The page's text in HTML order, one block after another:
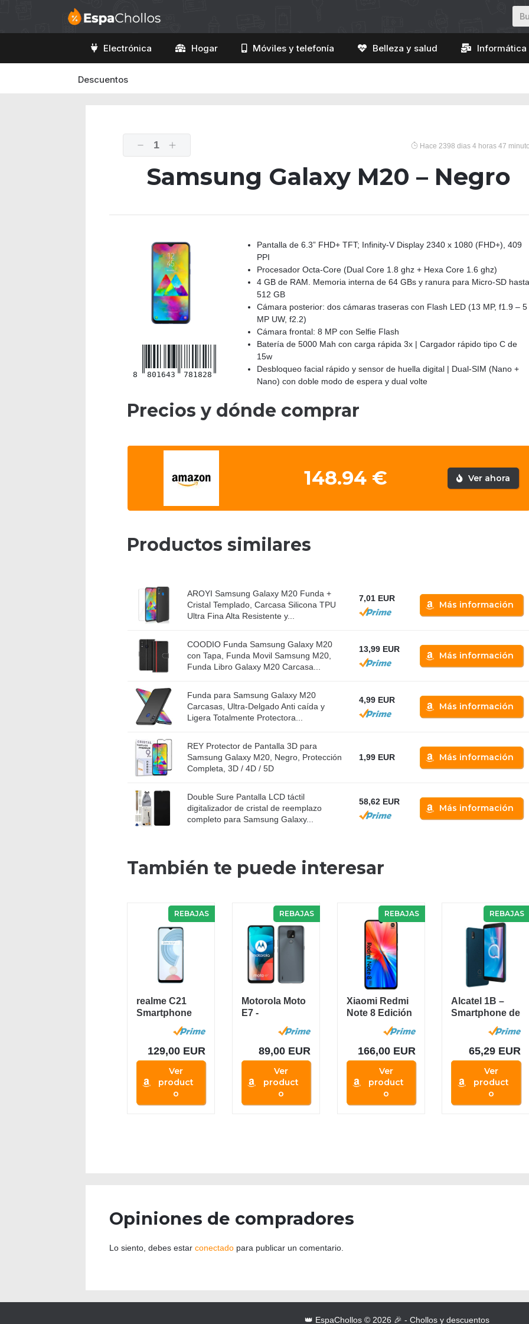
Electrónica Hogar Móviles y telefonía Belleza y salud
Descuentos
1 Hace 2398 dias 4 horas 47
Samsung Galaxy M20 – Negro
8 801643 781828
Pantalla de 6.3” FHD+ TFT; Infinity-V Display 2340 x 1080 (FHD+), 409
PPI
Procesador Octa-Core (Dual Core 1.8 ghz + Hexa Core 1.6 ghz)
4 GB de RAM. Memoria interna de 64 GBs y ranura para Micro-SD hasta
512 GB
Cámara posterior: dos cámaras traseras con Flash LED (13 MP, f1.9 – 5
MP UW, f2.2)
Cámara frontal: 8 MP con Selfie Flash
Batería de 5000 Mah con carga rápida 3x | Cargador rápido tipo C de
15w
Desbloqueo facial rápido y sensor de huella digital | Dual-SIM (Nano +
Nano) con doble modo de espera y dual volte
Precios y dónde comprar
148.94 € Ver ahora
Productos similares
AROYI Samsung Galaxy M20 Funda +
Cristal Templado, Carcasa Silicona TPU
Ultra Fina Alta Resistente y...
7,01 EUR
Más información
COODIO Funda Samsung Galaxy M20
con Tapa, Funda Movil Samsung M20,
Funda Libro Galaxy M20 Carcasa...
13,99 EUR
Más información
Funda para Samsung Galaxy M20
Carcasas, Ultra-Delgado Anti caída y
Ligera Totalmente Protectora...
4,99 EUR
Más información
REY Protector de Pantalla 3D para
Samsung Galaxy M20, Negro, Protección
Completa, 3D / 4D / 5D
1,99 EUR Más información
Double Sure Pantalla LCD táctil
digitalizador de cristal de reemplazo
completo para Samsung Galaxy...
58,62 EUR
Más información
También te puede interesar
REBAJAS
realme C21
Smartphone
Libre, Batería
de 5000 mAh,...
129,00 EUR
Ver
product
o
REBAJAS
Motorola Moto
E7 -
Smartphone de
6.5" (HD+
MAX...89,00 EUR
Ver
product
o
REBAJAS
Xiaomi Redmi
Note 8 Edición
Smartphone
4GB...
166,00 EUR
Ver
product
o
REBAJAS
Alcatel 1B –
Smartphone de
Pantalla...
65,29 EUR
Ver
product
o
Opiniones de compradores
Lo siento, debes estar conectadopara publicar un comentario.
👑 EspaChollos © 2026 🎉 - Chollos y descuentos